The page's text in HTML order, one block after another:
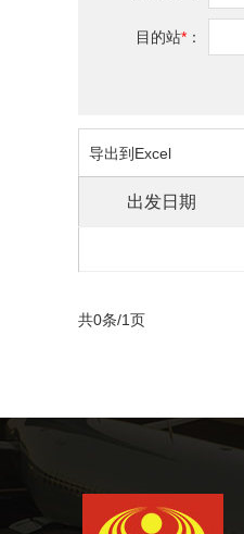
目的站* ：
导出到Excel
出发日期
共0条/1页